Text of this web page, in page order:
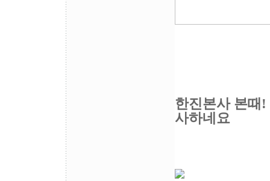
한진본사 본때
사하네요